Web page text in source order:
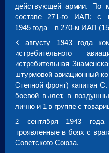
действующей армии. По
составе 271-го ИАП; с
1945 года – в 270-м ИАП
К августу 1943 года
истребительного
истребительная
штурмовой авиационный
Степной фронт) капитан
боевой вылет, в
лично и 1 в группе с
2 сентября 1943
проявленные в боях с
Советского Союза.